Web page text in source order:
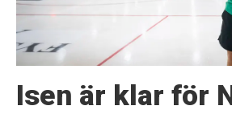
Isen är klar för